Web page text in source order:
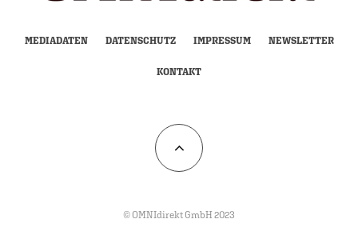
MEDIADATEN DATENSCHUTZ IMPRESSUM NEWSLETTER
KONTAKT
© OMNIdirekt GmbH 2023